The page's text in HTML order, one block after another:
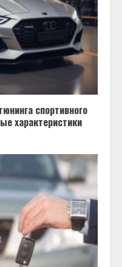
спортивного
характеристики